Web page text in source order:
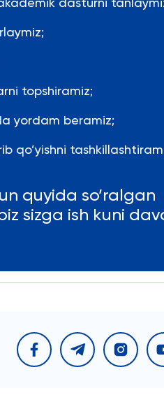
dasturni
topshiramiz;
yordam beramiz;
qo’yishni
quyida so’ralgan
sizga ish kuni